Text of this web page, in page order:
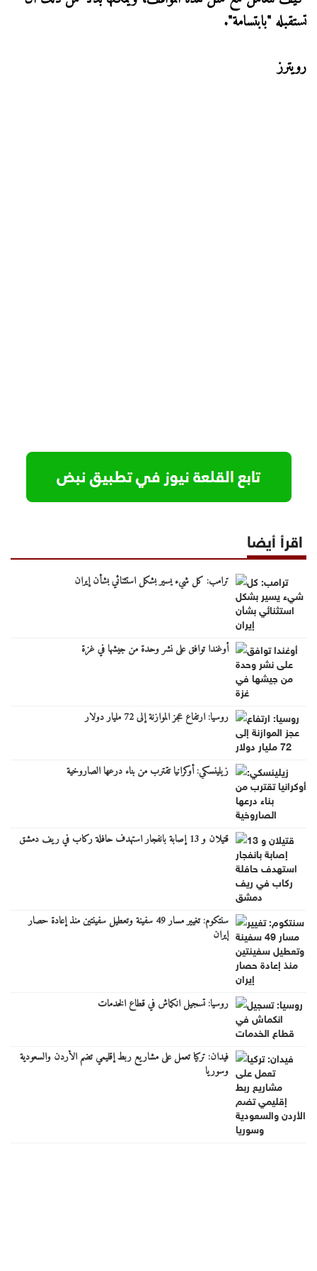
تستقبله "بابتسامة".
رويترز
اقرأ أيضا
ترامب: كل شيء يسير بشكل استثنائي بشأن إيران
أوغندا توافق على نشر وحدة من جيشها في غزة
روسيا: ارتفاع عجز الموازنة إلى 72 مليار دولار
زيلينسكي: أوكرانيا تقترب من بناء درعها الصاروخية
قتيلان و 13 إصابة بانفجار استهدف حافلة ركاب في ريف دمشق
سنتكوم: تغيير مسار 49 سفينة وتعطيل سفينتين منذ إعادة حصار
إيران
روسيا: تسجيل انكماش في قطاع الخدمات
فيدان: تركيا تعمل على مشاريع ربط إقليمي تضم الأردن والسعودية
وسوريا